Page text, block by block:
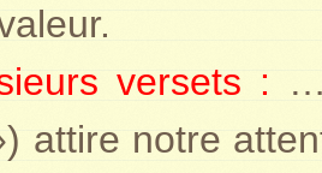
versets :
attire notre